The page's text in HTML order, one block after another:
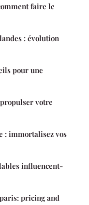
faire le
: évolution
pour une
votre
: immortalisez vos
influencent-
pricing and